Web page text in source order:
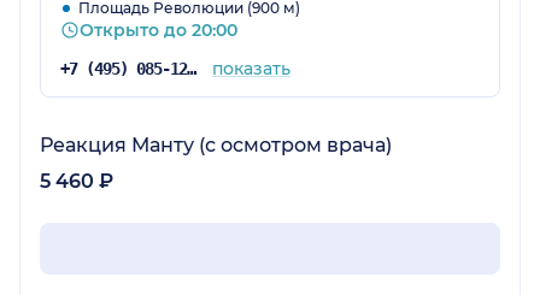
Площадь Революции (900 м)
Открыто до 20:00
+7 (495) 085-12-73 показать
Реакция Манту (с осмотром врача)
5 460 ₽